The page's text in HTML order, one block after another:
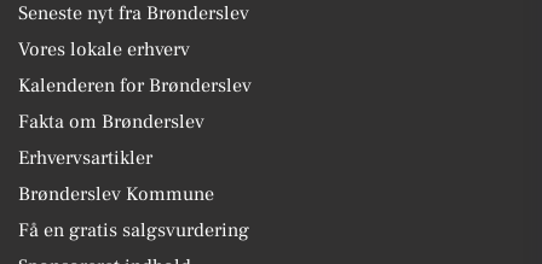
Seneste nyt fra Brønderslev
Vores lokale erhverv
Kalenderen for Brønderslev
Fakta om Brønderslev
Erhvervsartikler
Brønderslev Kommune
Få en gratis salgsvurdering